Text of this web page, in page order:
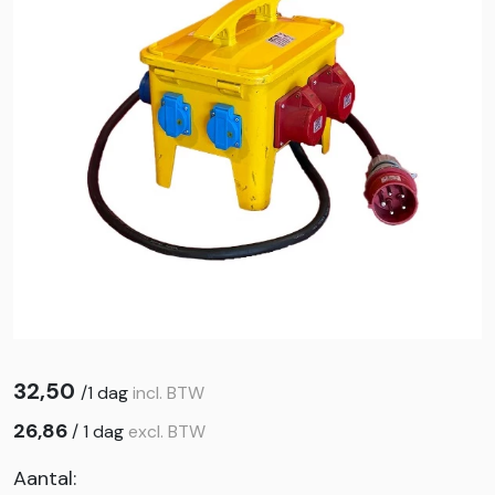
32,50 /1 dagincl. BTW
26,86/1 dag excl. BTW
Aantal: